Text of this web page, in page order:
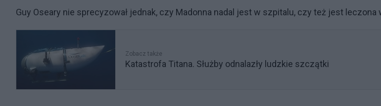
Guy Oseary nie sprecyzował jednak, czy Madonna nadal jest w szpitalu, czy też jest leczona
Zobacz także
Katastrofa Titana. Służby odnalazły ludzkie szczątki